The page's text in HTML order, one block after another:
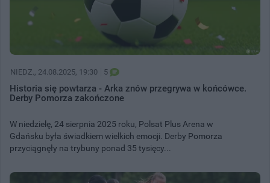
NIEDZ. , 24.08.2025, 19:30 5
Historia się powtarza - Arka znów przegrywa w końcówce.
Derby Pomorza zakończone
W niedzielę, 24 sierpnia 2025 roku, Polsat Plus Arena w
Gdańsku była świadkiem wielkich emocji. Derby Pomorza
przyciągnęły na trybuny ponad 35 tysięcy...